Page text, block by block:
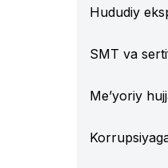
Hududiy
SMT va
Me’yoriy